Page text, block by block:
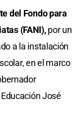
del Fondo para
(FANI),por un
a la instalación
en el marco
José